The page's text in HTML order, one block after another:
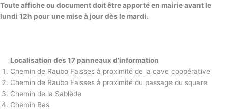
Toute affiche ou document doit être apporté en mairie avant le
lundi 12h pour une mise à jour dès le mardi.
Localisation des 17 panneaux d’information
Chemin de Raubo Faisses à proximité de la cave coopérative
Chemin de Raubo Faisses à proximité du passage du square
Chemin de la Sablède
Chemin Bas